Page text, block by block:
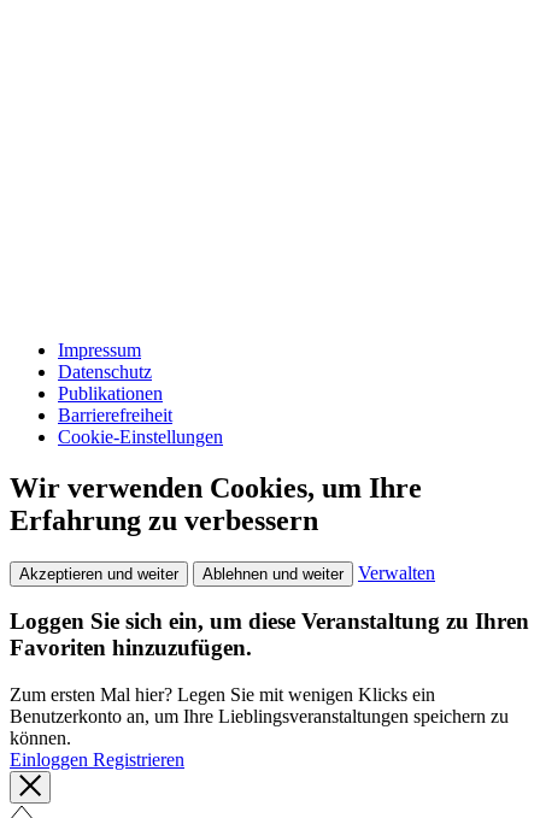
Impressum
Datenschutz
Publikationen
Barrierefreiheit
Cookie-Einstellungen
Wir verwenden Cookies, um Ihre
Erfahrung zu verbessern
Akzeptieren und weiter Ablehnen und weiter Verwalten
Loggen Sie sich ein, um diese Veranstaltung zu Ihren
Favoriten hinzuzufügen.
Zum ersten Mal hier? Legen Sie mit wenigen Klicks ein
Benutzerkonto an, um Ihre Lieblingsveranstaltungen speichern zu
können.
Einloggen Registrieren